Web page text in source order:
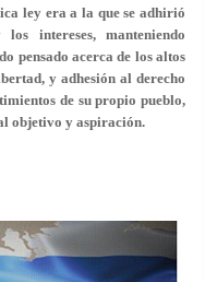
ley era a la que se adhirió
intereses, manteniendo
pensado acerca de los altos
y adhesión al derecho
de su propio pueblo,
objetivo y aspiración.